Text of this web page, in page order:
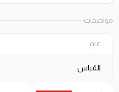
مواصفات
عام
القياس